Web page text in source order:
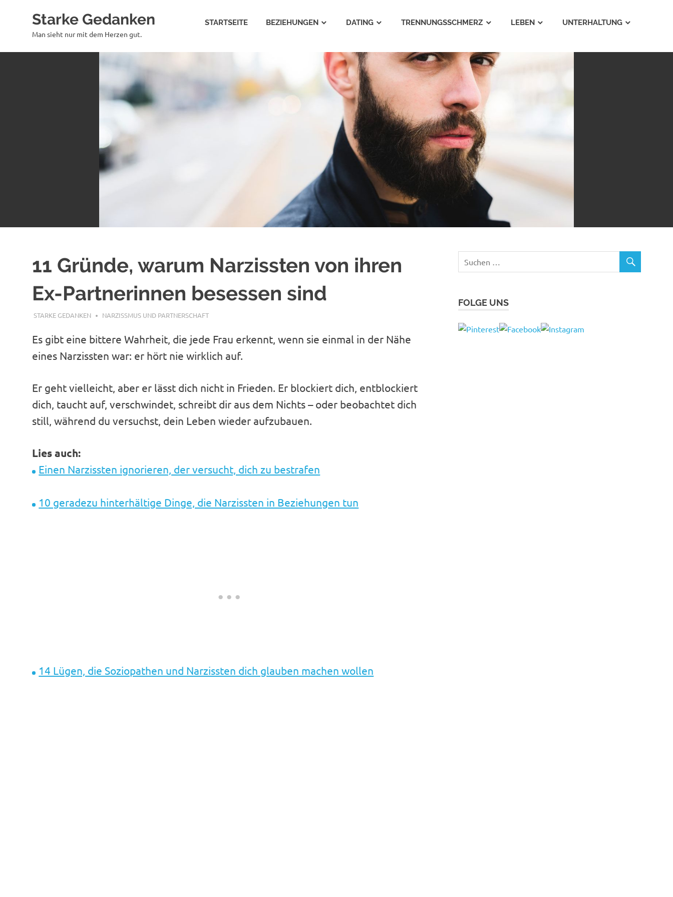
Starke Gedanken
Man sieht nur mit dem Herzen gut.
STARTSEITE BEZIEHUNGEN DATING TRENNUNGSSCHMERZ LEBEN UNTERHALTUNG
11 Gründe, warum Narzissten von ihren
Ex-Partnerinnen besessen sind
NOVEMBER 6, 2025
STARKE GEDANKEN NARZISSMUS UND PARTNERSCHAFT
Es gibt eine bittere Wahrheit, die jede Frau erkennt, wenn sie einmal in der Nähe
eines Narzissten war: er hört nie wirklich auf.
Er geht vielleicht, aber er lässt dich nicht in Frieden. Er blockiert dich, entblockiert
dich, taucht auf, verschwindet, schreibt dir aus dem Nichts – oder beobachtet dich
still, während du versuchst, dein Leben wieder aufzubauen.
Lies auch:
Einen Narzissten ignorieren, der versucht, dich zu bestrafen
10 geradezu hinterhältige Dinge, die Narzissten in Beziehungen tun
14 Lügen, die Soziopathen und Narzissten dich glauben machen wollen
FOLGE UNS